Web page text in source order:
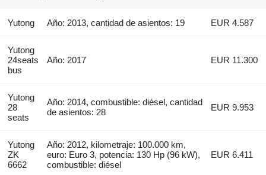
Yutong Año: 2013, cantidad de asientos: 19 EUR 4.587
Yutong
24seats
bus
Año: 2017 EUR 11.300
Yutong
28
seats
Año: 2014, combustible: diésel, cantidad
de asientos: 28
EUR 9.953
Yutong
ZK
6662
Año: 2012, kilometraje: 100.000 km,
euro: Euro 3, potencia: 130 Hp (96 kW),
combustible: diésel
EUR 6.411